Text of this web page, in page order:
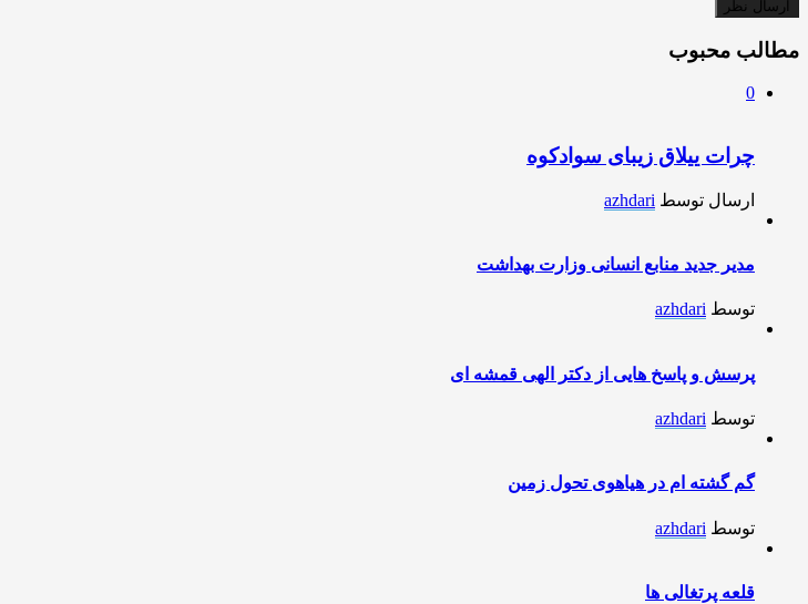
مطالب محبوب
0
چرات ییلاق زیبای سوادکوه
ارسال توسط azhdari
مدیر جدید منابع انسانی وزارت بهداشت
توسط azhdari
پرسش و پاسخ هایی از دکتر الهی قمشه ای
توسط azhdari
گم گشته ام در هیاهوی تحول زمین
توسط azhdari
قلعه پرتغالی ها